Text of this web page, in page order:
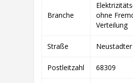
A.
M.
CH.
Branche
ohne
Verteilung
Straße
Postleitzahl 68309